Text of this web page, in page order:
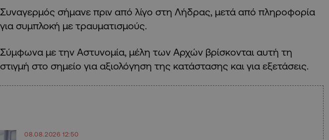
Συναγερμός σήμανε πριν από λίγο στη Λήδρας, μετά από πληροφορία
για συμπλοκή με τραυματισμούς.
Σύμφωνα με την Αστυνομία, μέλη των Αρχών βρίσκονται αυτή τη
στιγμή στο σημείο για αξιολόγηση της κατάστασης και για εξετάσεις.
08.08.2026 12:50